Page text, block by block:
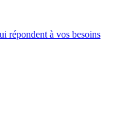
répondent à vos besoins